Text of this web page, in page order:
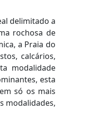
delimitado a
rochosa de
a Praia do
calcários,
modalidade
esta
só os mais
modalidades,